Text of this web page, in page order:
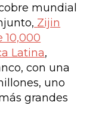
mundial
Zijin
10,000
Latina,
con una
uno
grandes